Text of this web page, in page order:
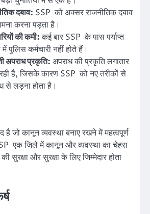
दबाव: SSP को अक्सर राजनीतिक दबाव
करना पड़ता है।
की कमी:कई बार SSP के पास पर्याप्त
पुलिस कर्मचारी नहीं होते हैं।
अपराध प्रकृति: अपराध की प्रकृति लगातार
है, जिसके कारण SSP को नए तरीकों से
से लड़ना होता है।
है जो कानून व्यवस्था बनाए रखने में महत्वपूर्ण
एक जिले में कानून और व्यवस्था का चेहरा
सुरक्षा और सुरक्षा के लिए जिम्मेदार होता